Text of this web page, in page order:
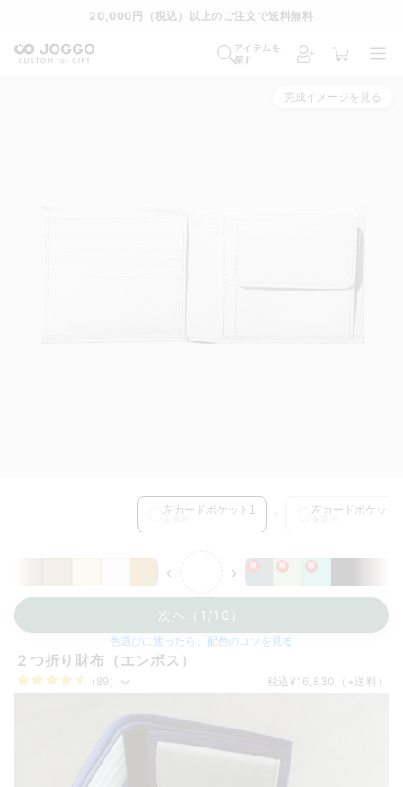
20,000円（税込）以上のご注文で送料無料
アイテムを
探す
完成イメージを見る
左カードポケット1 を選択中左カードポケット1 左カードポケット2
限 限 限
‹ ›
２つ折り財布（エンボス）
（89） 税込 ¥16,830 （+送料）
次へ（1/10）
色選びに迷ったら、配色のコツを見る